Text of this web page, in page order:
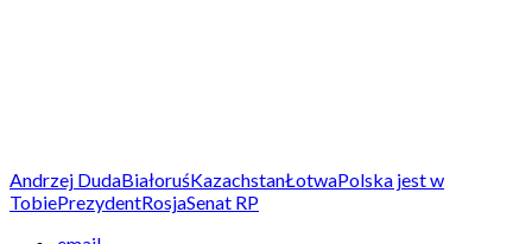
Andrzej DudaBiałoruśKazachstanŁotwaPolska jest w
TobiePrezydentRosjaSenat RP